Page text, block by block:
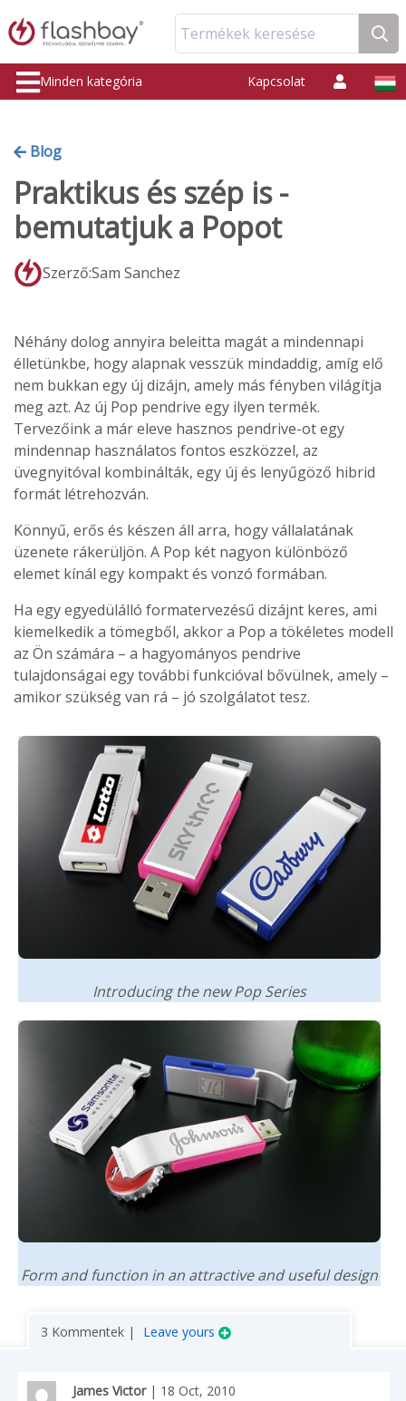
Termékek keresése
Minden kategória Kapcsolat
Blog
Praktikus és szép is -
bemutatjuk a Popot
Szerző:Sam Sanchez
Néhány dolog annyira beleitta magát a mindennapi
élletünkbe, hogy alapnak vesszük mindaddig, amíg elő
nem bukkan egy új dizájn, amely más fényben világítja
meg azt. Az új Pop pendrive egy ilyen termék.
Tervezőink a már eleve hasznos pendrive-ot egy
mindennap használatos fontos eszközzel, az
üvegnyitóval kombinálták, egy új és lenyűgöző hibrid
formát létrehozván.
Könnyű, erős és készen áll arra, hogy vállalatának
üzenete rákerüljön. A Pop két nagyon különböző
elemet kínál egy kompakt és vonzó formában.
Ha egy egyedülálló formatervezésű dizájnt keres, ami
kiemelkedik a tömegből, akkor a Pop a tökéletes modell
az Ön számára – a hagyományos pendrive
tulajdonságai egy további funkcióval bővülnek, amely –
amikor szükség van rá – jó szolgálatot tesz.
Introducing the new Pop Series
Form and function in an attractive and useful design
3 Kommentek | Leave yours
James Victor| 18 Oct, 2010